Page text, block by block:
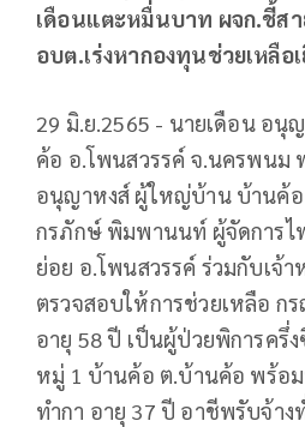
เดือนแตะหมื่นบาท ผจก.ชี้ส
อบต.เร่งหากองทุนช่วยเหลือ
29 มิ.ย.2565 - นายเดือน อนุ
ค้อ อ.โพนสวรรค์ จ.นครพนม
อนุญาหงส์ ผู้ใหญ่บ้าน บ้านค้
กรภักษ์ พิมพานนท์ ผู้จัดการไ
ย่อย อ.โพนสวรรค์ ร่วมกับเจ้
ตรวจสอบให้การช่วยเหลือ ก
อายุ 58 ปี เป็นผู้ป่วยพิการครึ่
หมู่ 1 บ้านค้อ ต.บ้านค้อ พร้อ
ทำกา อายุ 37 ปี อาชีพรับจ้าง